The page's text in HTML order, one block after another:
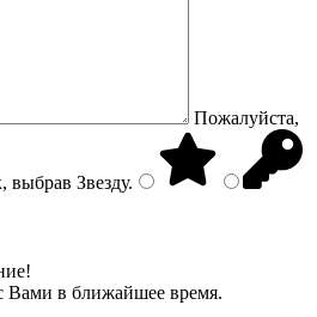
Пожалуйста,
выбрав Звезду.
Вами в ближайшее время.